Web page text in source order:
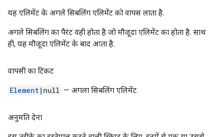
यह एलिमेंट के अगले सिबलिंग एलिमेंट को वापस लाता है.
अगले सिबलिंग का पैरंट वही होता है जो मौजूदा एलिमेंट का होता है. साथ
ही, यह मौजूदा एलिमेंट के बाद आता है.
वापसी का टिकट
Element |null — अगला सिबलिंग एलिमेंट.
अनुमति देना